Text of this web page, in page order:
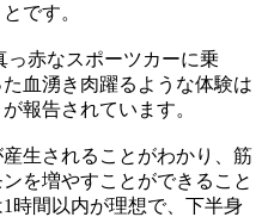
です。
っ赤なスポーツカーに乗
血湧き肉躍るような体験は
報告されています。
生されることがわかり、筋
を増やすことができること
時間以内が理想で、下半身